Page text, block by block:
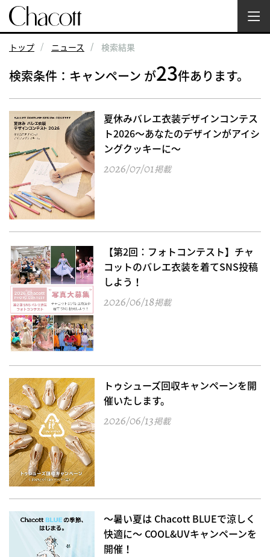
トップ ニュース 検索結果
検索条件：キャンペーン が23件あります。
夏休みバレエ衣装デザインコンテス
ト2026～あなたのデザインがアイシ
ングクッキーに～
2026/07/01掲載
【第2回：フォトコンテスト】チャ
コットのバレエ衣装を着てSNS投稿
しよう！
2026/06/18掲載
トゥシューズ回収キャンペーンを開
催いたします。
2026/06/13掲載
～暑い夏は Chacott BLUEで涼しく
快適に～ COOL&UVキャンペーンを
開催！